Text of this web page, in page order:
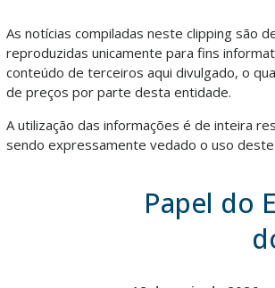
As notícias compiladas neste clipping são
reproduzidas unicamente para fins
conteúdo de terceiros aqui divulgado, o
de preços por parte desta entidade.
A utilização das informações é de inteira
sendo expressamente vedado o uso
Papel do